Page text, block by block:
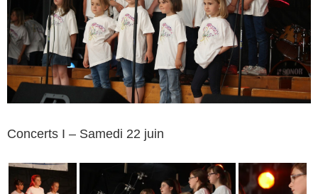
Concerts I – Samedi 22 juin